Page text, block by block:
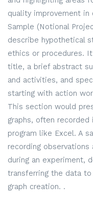
quality improvement
Sample (Notional
describe hypothetical
ethics or procedures.
title, a brief abstract
and activities, and
starting with action
This section would
graphs, often recorded
program like Excel. A
recording
during an experiment,
transferring the data
graph creation. .